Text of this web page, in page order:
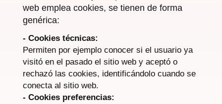
web emplea cookies, se tienen de forma
genérica:
- Cookies técnicas:
Permiten por ejemplo conocer si el usuario ya
visitó en el pasado el sitio web y aceptó o
rechazó las cookies, identificándolo cuando se
conecta al sitio web.
- Cookies preferencias: